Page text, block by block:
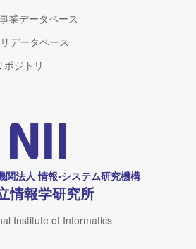
業データベース
データベース
ポジトリ
関法人 情報•システム研究機構
情報学研究所
Institute of Informatics